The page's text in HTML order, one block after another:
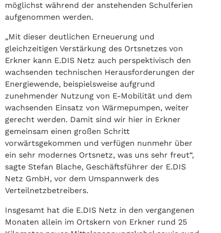
möglichst während der anstehenden Schulferien
aufgenommen werden.
„Mit dieser deutlichen Erneuerung und
gleichzeitigen Verstärkung des Ortsnetzes von
Erkner kann E.DIS Netz auch perspektivisch den
wachsenden technischen Herausforderungen der
Energiewende, beispielsweise aufgrund
zunehmender Nutzung von E-Mobilität und dem
wachsenden Einsatz von Wärmepumpen, weiter
gerecht werden. Damit sind wir hier in Erkner
gemeinsam einen großen Schritt
vorwärtsgekommen und verfügen nunmehr über
ein sehr modernes Ortsnetz, was uns sehr freut“,
sagte Stefan Blache, Geschäftsführer der E.DIS
Netz GmbH, vor dem Umspannwerk des
Verteilnetzbetreibers.
Insgesamt hat die E.DIS Netz in den vergangenen
Monaten allein im Ortskern von Erkner rund 25